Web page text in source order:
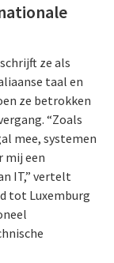
ze als
taal en
ze betrokken
“Zoals
mee, systemen
mij een
IT,” vertelt
tot Luxemburg